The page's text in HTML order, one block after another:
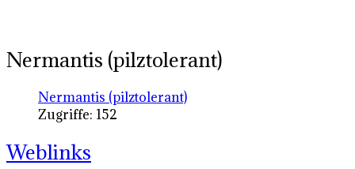
Nermantis (pilztolerant)
Nermantis (pilztolerant)
Zugriffe: 152
Weblinks